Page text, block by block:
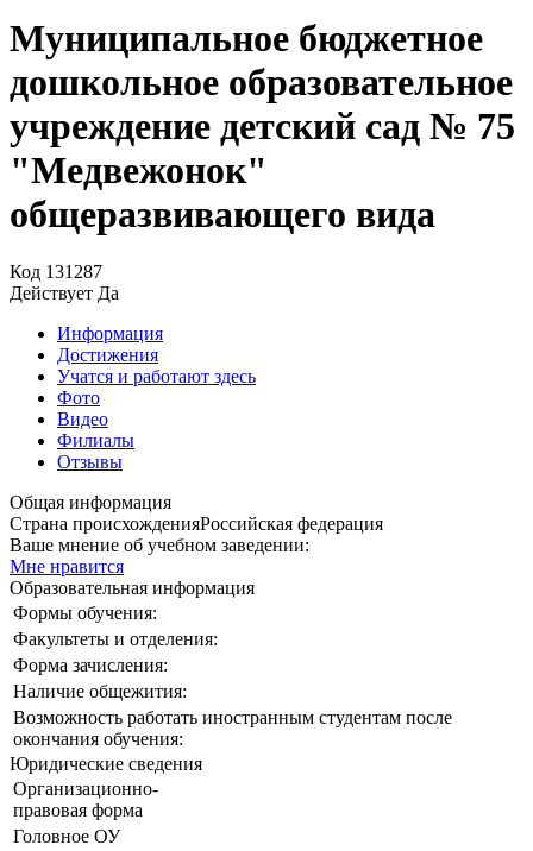
Муниципальное бюджетное
дошкольное образовательное
учреждение детский сад № 75
"Медвежонок"
общеразвивающего вида
Код 131287
Действует Да
Информация
Достижения
Учатся и работают здесь
Фото
Видео
Филиалы
Отзывы
Общая информация
Страна происхожденияРоссийская федерация
Ваше мнение об учебном заведении:
Мне нравится
Образовательная информация
Формы обучения:
Факультеты и отделения:
Форма зачисления:
Наличие общежития:
Возможность работать иностранным студентам после
окончания обучения:
Юридические сведения
Организационно-
правовая форма
Головное ОУ